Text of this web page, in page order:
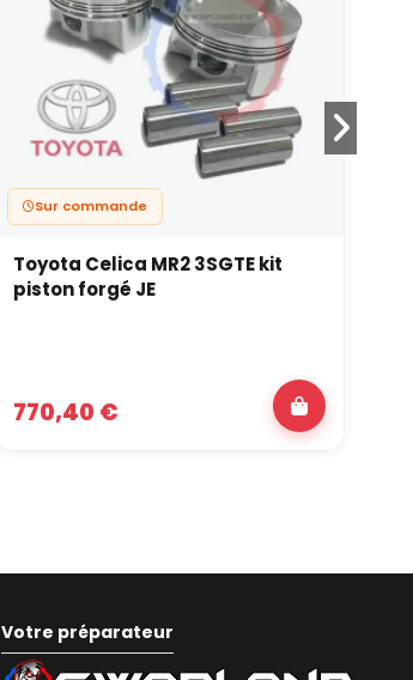
Sur commande
Toyota Celica MR2 3SGTE kit
piston forgé JE
770,40 €
Votre préparateur